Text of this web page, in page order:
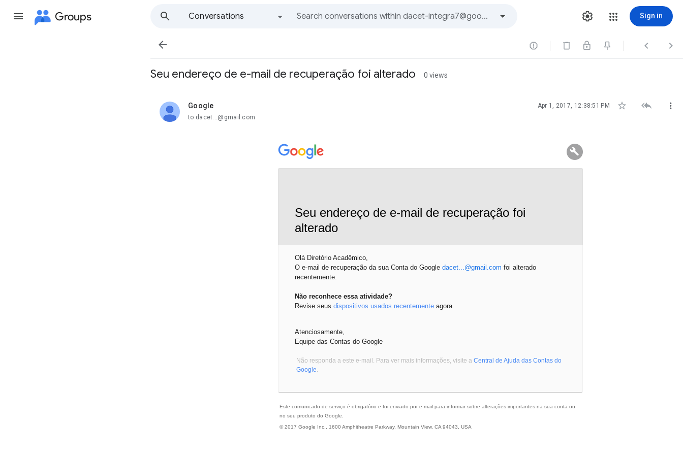
Groups
Conversations
Sign in
   
Seu endereço de e-mail de recuperação foi alterado 0 views
Google
unread, Apr 1, 2017, 12:38:51 PM   
to dacet...@gmail.com
Seu endereço de e-mail de recuperação foi
alterado
Olá Diretório Acadêmico,
O e-mail de recuperação da sua Conta do Google dacet...@gmail.com foi alterado
recentemente.
Não reconhece essa atividade?
Revise seus dispositivos usados recentemente agora.
Atenciosamente,
Equipe das Contas do Google
Não responda a este e-mail. Para ver mais informações, visite a Central de Ajuda das Contas do
Google.
Este comunicado de serviço é obrigatório e foi enviado por e-mail para informar sobre alterações importantes na sua conta ou
no seu produto do Google.
© 2017 Google Inc., 1600 Amphitheatre Parkway, Mountain View, CA 94043, USA